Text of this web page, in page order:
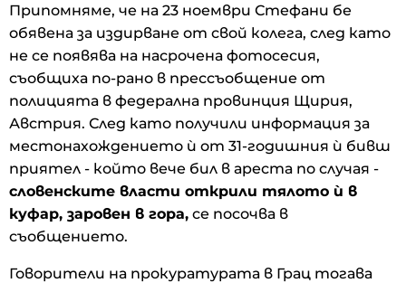
Припомняме, че на 23 ноември Стефани бе
обявена за издирване от свой колега, след като
не се появява на насрочена фотосесия,
съобщиха по-рано в прессъобщение от
полицията в федерална провинция Щирия,
Австрия. След като получили информация за
местонахождението ѝ от 31-годишния ѝ бивш
приятел - който вече бил в ареста по случая -
словенските власти открили тялото ѝ в
куфар, заровен в гора, се посочва в
съобщението.
Говорители на прокуратурата в Грац тогава